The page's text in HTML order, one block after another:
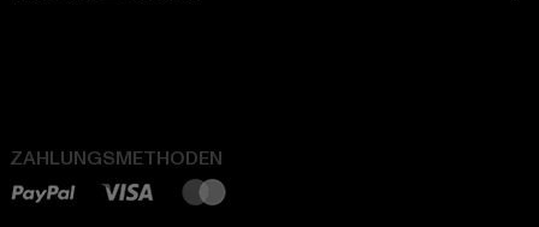
ZAHLUNGSMETHODEN